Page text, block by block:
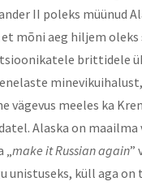
II poleks müünud
mõni aeg hiljem oleks
brittidele
vägevus meeles ka
Alaska on maailma
make it Russian again”
unistuseks, küll aga on